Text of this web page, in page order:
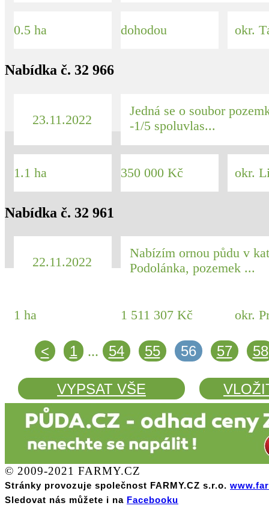
0.5 ha dohodou okr.
Nabídka č. 32 966
23.11.2022
Jedná se o soubor
-1/5 spoluvlas...
1.1 ha 350 000 Kč okr.
Nabídka č. 32 961
22.11.2022
Nabízím ornou půdu v
Podolánka, pozemek ...
1 ha 1 511 307 Kč okr.
< 1 ... 54 55 56 57 58
VYPSAT VŠE
© 2009-2021 FARMY.CZ
Stránky provozuje společnost FARMY.CZ s.r.o.
Sledovat nás můžete i na Facebooku